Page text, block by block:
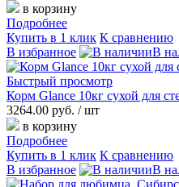
в корзину
Подробнее
Купить в 1 клик К сравнению
В избранное
В
Быстрый просмотр
Корм Glance 10кг сухой для
3264.00 руб. / шт
в корзину
Подробнее
Купить в 1 клик К сравнению
В избранное
В